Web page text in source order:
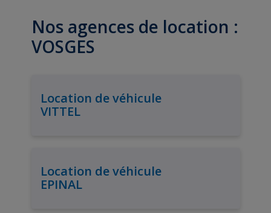
Nos agences de location :
VOSGES
Location de véhicule
VITTEL
Location de véhicule
EPINAL